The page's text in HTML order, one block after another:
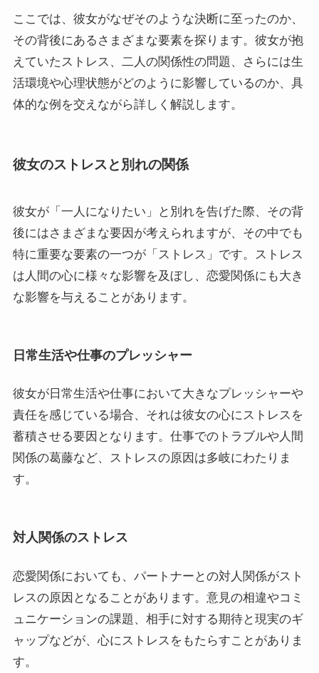
ここでは、彼女がなぜそのような決断に至ったのか、
その背後にあるさまざまな要素を探ります。彼女が抱
えていたストレス、二人の関係性の問題、さらには生
活環境や心理状態がどのように影響しているのか、具
体的な例を交えながら詳しく解説します。
彼女のストレスと別れの関係
彼女が「一人になりたい」と別れを告げた際、その背
後にはさまざまな要因が考えられますが、その中でも
特に重要な要素の一つが「ストレス」です。ストレス
は人間の心に様々な影響を及ぼし、恋愛関係にも大き
な影響を与えることがあります。
日常生活や仕事のプレッシャー
彼女が日常生活や仕事において大きなプレッシャーや
責任を感じている場合、それは彼女の心にストレスを
蓄積させる要因となります。仕事でのトラブルや人間
関係の葛藤など、ストレスの原因は多岐にわたりま
す。
対人関係のストレス
恋愛関係においても、パートナーとの対人関係がスト
レスの原因となることがあります。意見の相違やコミ
ュニケーションの課題、相手に対する期待と現実のギ
ャップなどが、心にストレスをもたらすことがありま
す。